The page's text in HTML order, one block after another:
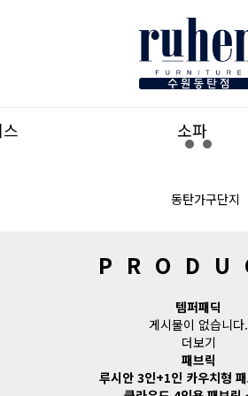
소파
템퍼패딕
게시물이 없습니다.
더보기
패브릭
루시안 3인+1인 카우치형